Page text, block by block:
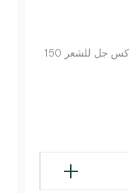
لوريال ستوديو لاين سبيشال إف إكس جل للشعر 150